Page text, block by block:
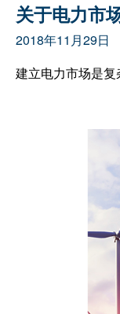
关于电力市
2018年11月29日
建立电力市场是